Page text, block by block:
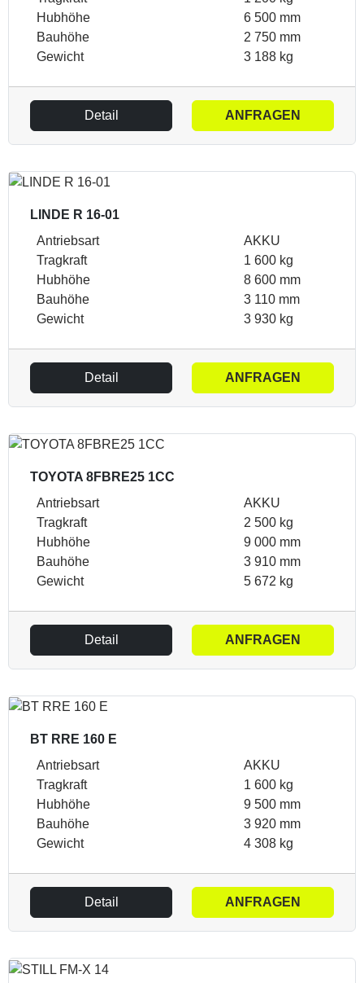
Hubhöhe
6 500 mm
Bauhöhe
2 750 mm
Gewicht
3 188 kg
Detail ANFRAGEN
LINDE R 16-01
Antriebsart
AKKU
Tragkraft
1 600 kg
Hubhöhe
8 600 mm
Bauhöhe
3 110 mm
Gewicht
3 930 kg
Detail ANFRAGEN
TOYOTA 8FBRE25 1CC
Antriebsart
AKKU
Tragkraft
2 500 kg
Hubhöhe
9 000 mm
Bauhöhe
3 910 mm
Gewicht
5 672 kg
Detail ANFRAGEN
BT RRE 160 E
Antriebsart
AKKU
Tragkraft
1 600 kg
Hubhöhe
9 500 mm
Bauhöhe
3 920 mm
Gewicht
4 308 kg
Detail ANFRAGEN